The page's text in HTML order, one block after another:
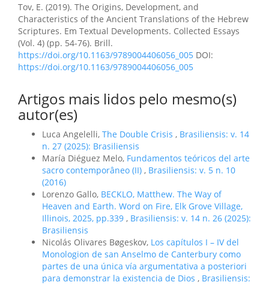
Tov, E. (2019). The Origins, Development, and
Characteristics of the Ancient Translations of the Hebrew
Scriptures. Em Textual Developments. Collected Essays
(Vol. 4) (pp. 54-76). Brill.
https://doi.org/10.1163/9789004406056_005 DOI:
https://doi.org/10.1163/9789004406056_005
Artigos mais lidos pelo mesmo(s)
autor(es)
Luca Angelelli, The Double Crisis , Brasiliensis: v. 14
n. 27 (2025): Brasiliensis
María Diéguez Melo, Fundamentos teóricos del arte
sacro contemporâneo (II) , Brasiliensis: v. 5 n. 10
(2016)
Lorenzo Gallo, BECKLO, Matthew. The Way of
Heaven and Earth. Word on Fire, Elk Grove Village,
Illinois, 2025, pp.339 , Brasiliensis: v. 14 n. 26 (2025):
Brasiliensis
Nicolás Olivares Bøgeskov, Los capítulos I – IV del
Monologion de san Anselmo de Canterbury como
partes de una única vía argumentativa a posteriori
para demonstrar la existencia de Dios , Brasiliensis: